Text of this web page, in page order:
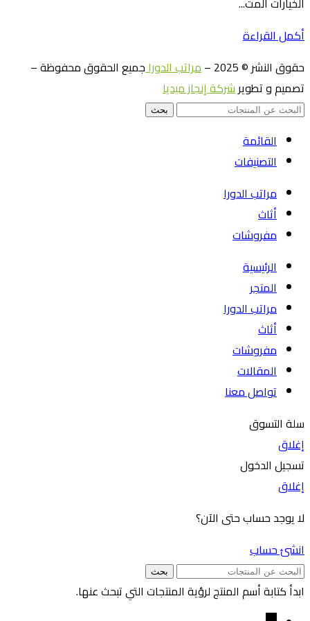
أكمل القراءة
حقوق النشر © 2025 –
مراتب الدوراجميع الحقوق محفوظة –
تصميم و تطويرشركة إنجاز ميديا
بحث
القائمة
التصنيفات
مراتب الدورا
أثاث
مفروشات
الرئيسية
المتجر
مراتب الدورا
أثاث
مفروشات
المقالات
تواصل معنا
سلة التسوق
إغلاق
تسجيل الدخول
إغلاق
لا يوجد حساب حتى الآن؟
انشئ حساب
بحث
ابدأ كتابة أسم المنتج لرؤية المنتجات التي تبحث عنها.